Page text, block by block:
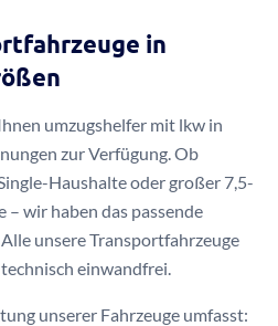
in
umzugshelfer mit lkw in
zur Verfügung. Ob
Haushalte oder großer 7,5-
– wir haben das passende
unsere Transportfahrzeuge
einwandfrei.
unserer Fahrzeuge umfasst: